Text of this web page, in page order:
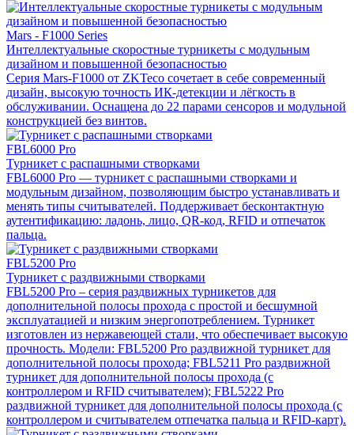
Mars - F1000 Series
Интеллектуальные скоростные турникеты с модульным
дизайном и повышенной безопасностью
Серия Mars-F1000 от ZKTeco сочетает в себе современный
дизайн, высокую точность ИК-детекции и лёгкость в
обслуживании. Оснащена до 22 парами сенсоров и модульной
конструкцией без винтов.
FBL6000 Pro
Турникет с распашными створками
FBL6000 Pro — турникет с распашными створками и
модульным дизайном, позволяющим быстро устанавливать и
менять типы считывателей. Поддерживает бесконтактную
аутентификацию: ладонь, лицо, QR-код, RFID и отпечаток
пальца.
FBL5200 Pro
Турникет с раздвижными створками
FBL5200 Pro – серия раздвижных турникетов для
дополнительной полосы прохода с простой и бесшумной
эксплуатацией и низким энергопотреблением. Турникет
изготовлен из нержавеющей стали, что обеспечивает высокую
прочность. Модели: FBL5200 Pro раздвижной турникет для
дополнительной полосы прохода; FBL5211 Pro раздвижной
турникет для дополнительной полосы прохода (с
контроллером и RFID считывателем); FBL5222 Pro
раздвижной турникет для дополнительной полосы прохода (с
контроллером и считывателем отпечатка пальца и RFID-карт).